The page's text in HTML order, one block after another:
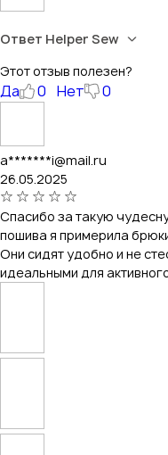
Ответ Helper Sew
Этот отзыв полезен?
Да 0 Нет 0
a*******i@mail.ru
26.05.2025
Спасибо за такую
пошива я примерила
Они сидят удобно и не
идеальными для